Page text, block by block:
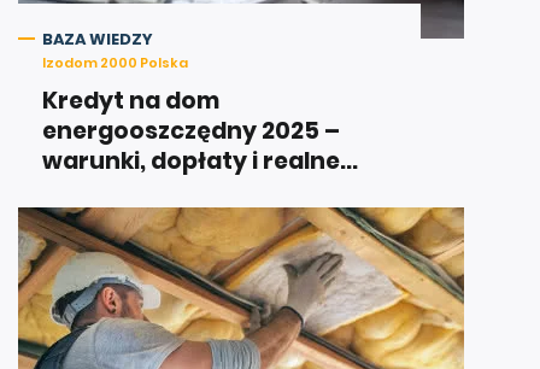
BAZA WIEDZY
Izodom 2000 Polska
Kredyt na dom
energooszczędny 2025 –
warunki, dopłaty i realne...